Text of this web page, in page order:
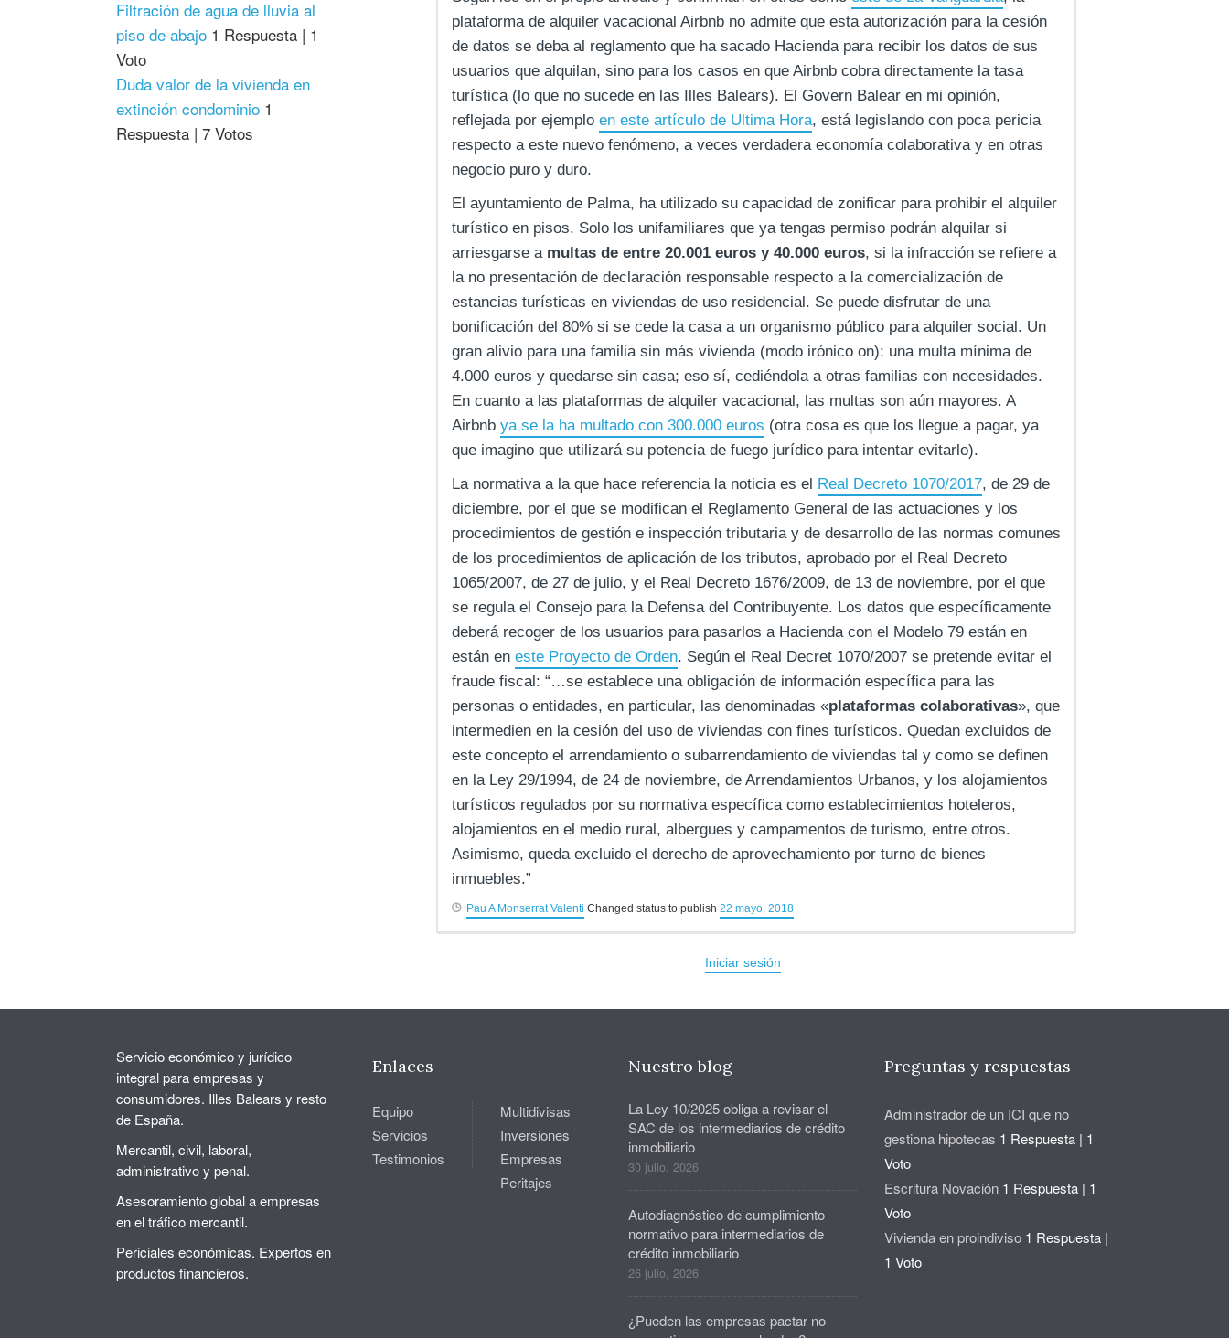
plataforma de alquiler vacacional Airbnb no admite que esta autorización para la cesión
de datos se deba al reglamento que ha sacado Hacienda para recibir los datos de sus
usuarios que alquilan, sino para los casos en que Airbnb cobra directamente la tasa
turística (lo que no sucede en las Illes Balears). El Govern Balear en mi opinión,
reflejada por ejemplo en este artículo de Ultima Hora, está legislando con poca pericia
respecto a este nuevo fenómeno, a veces verdadera economía colaborativa y en otras
negocio puro y duro.
El ayuntamiento de Palma, ha utilizado su capacidad de zonificar para prohibir el alquiler
turístico en pisos. Solo los unifamiliares que ya tengas permiso podrán alquilar si
arriesgarse a multas de entre 20.001 euros y 40.000 euros, si la infracción se refiere a
la no presentación de declaración responsable respecto a la comercialización de
estancias turísticas en viviendas de uso residencial. Se puede disfrutar de una
bonificación del 80% si se cede la casa a un organismo público para alquiler social. Un
gran alivio para una familia sin más vivienda (modo irónico on): una multa mínima de
4.000 euros y quedarse sin casa; eso sí, cediéndola a otras familias con necesidades.
En cuanto a las plataformas de alquiler vacacional, las multas son aún mayores. A
Airbnb ya se la ha multado con 300.000 euros (otra cosa es que los llegue a pagar, ya
que imagino que utilizará su potencia de fuego jurídico para intentar evitarlo).
La normativa a la que hace referencia la noticia es el Real Decreto 1070/2017, de 29 de
diciembre, por el que se modifican el Reglamento General de las actuaciones y los
procedimientos de gestión e inspección tributaria y de desarrollo de las normas comunes
de los procedimientos de aplicación de los tributos, aprobado por el Real Decreto
1065/2007, de 27 de julio, y el Real Decreto 1676/2009, de 13 de noviembre, por el que
se regula el Consejo para la Defensa del Contribuyente. Los datos que específicamente
deberá recoger de los usuarios para pasarlos a Hacienda con el Modelo 79 están en
están en este Proyecto de Orden. Según el Real Decret 1070/2007 se pretende evitar el
fraude fiscal: “…se establece una obligación de información específica para las
personas o entidades, en particular, las denominadas «plataformas colaborativas», que
intermedien en la cesión del uso de viviendas con fines turísticos. Quedan excluidos de
este concepto el arrendamiento o subarrendamiento de viviendas tal y como se definen
en la Ley 29/1994, de 24 de noviembre, de Arrendamientos Urbanos, y los alojamientos
turísticos regulados por su normativa específica como establecimientos hoteleros,
alojamientos en el medio rural, albergues y campamentos de turismo, entre otros.
Asimismo, queda excluido el derecho de aprovechamiento por turno de bienes
inmuebles.”
Pau A Monserrat Valenti Changed status to publish 22 mayo, 2018
Iniciar sesión
Filtración de agua de lluvia al
piso de abajo 1 Respuesta | 1
Voto
Duda valor de la vivienda en
extinción condominio 1
Respuesta | 7 Votos
Servicio económico y jurídico
integral para empresas y
consumidores. Illes Balears y resto
de España.
Mercantil, civil, laboral,
administrativo y penal.
Asesoramiento global a empresas
en el tráfico mercantil.
Periciales económicas. Expertos en
productos financieros.
Enlaces
Equipo
Servicios
Testimonios
Multidivisas
Inversiones
Empresas
Peritajes
Nuestro blog
La Ley 10/2025 obliga a revisar el
SAC de los intermediarios de crédito
inmobiliario
30 julio, 2026
Autodiagnóstico de cumplimiento
normativo para intermediarios de
crédito inmobiliario
26 julio, 2026
¿Pueden las empresas pactar no
Preguntas y respuestas
Administrador de un ICI que no
gestiona hipotecas 1 Respuesta | 1
Voto
Escritura Novación 1 Respuesta | 1
Voto
Vivienda en proindiviso 1 Respuesta |
1 Voto